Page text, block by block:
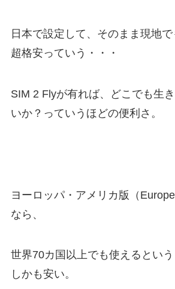
日本で設定して、そのまま現地
超格安っていう・・・
SIM 2 Flyが有れば、どこでも生
いか？っていうほどの便利さ。
ヨーロッパ・アメリカ版（Europe
なら、
世界70カ国以上でも使えるという
しかも安い。